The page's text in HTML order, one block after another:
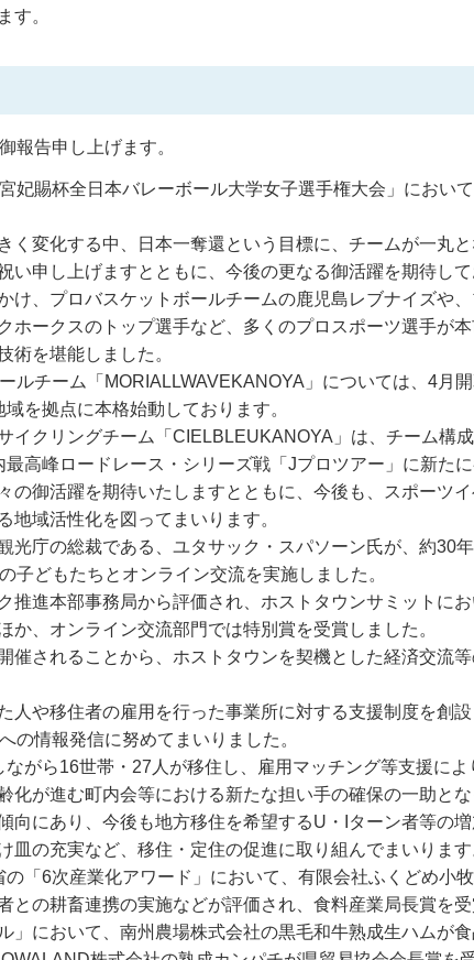
す。
報告申し上げます。
妃賜杯全日本バレーボール大学女子選手権大会」におい
く変化する中、日本一奪還という目標に、チームが一丸
申し上げますとともに、今後の更なる御活躍を期待して
け、プロバスケットボールチームの鹿児島レブナイズや
ホークスのトップ選手など、多くのプロスポーツ選手が
術を堪能しました。
ルチーム「MORIALLWAVEKANOYA」については、4月
を拠点に本格始動しております。
イクリングチーム「CIELBLEUKANOYA」は、チーム構
高峰ロードレース・シリーズ戦「Jプロツアー」に新たに
の御活躍を期待いたしますとともに、今後も、スポーツ
域活性化を図ってまいります。
庁の総裁である、ユタサック・スパソーン氏が、約30
子どもたちとオンライン交流を実施しました。
推進本部事務局から評価され、ホストタウンサミットに
、オンライン交流部門では特別賞を受賞しました。
催されることから、ホストタウンを契機とした経済交流
人や移住者の雇用を行った事業所に対する支援制度を創
の情報発信に努めてまいりました。
がら16世帯・27人が移住し、雇用マッチング等支援に
化が進む町内会等における新たな担い手の確保の一助とな
向にあり、今後も地方移住を希望するU・Iターン者等の増
の充実など、移住・定住の促進に取り組んでまいります
「6次産業化アワード」において、有限会社ふくどめ小
の耕畜連携の実施などが評価され、食料産業局長賞を受
」において、南州農場株式会社の黒毛和牛熟成生ハムが食